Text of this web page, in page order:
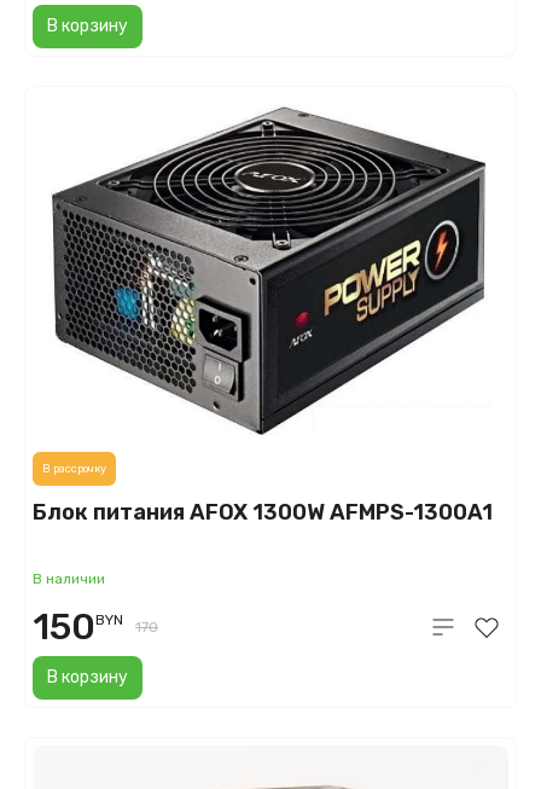
В корзину
Блок питания AFOX 1300W AFMPS-1300A1
В наличии
В корзину
В рассрочку
150BYN 170